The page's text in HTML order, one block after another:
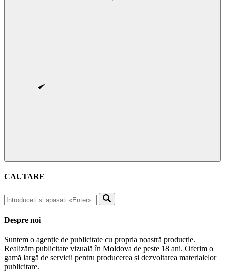
CAUTARE
Despre noi
Suntem o agenție de publicitate cu propria noastră producție.
Realizăm publicitate vizuală în Moldova de peste 18 ani. Oferim o
gamă largă de servicii pentru producerea și dezvoltarea materialelor
publicitare.